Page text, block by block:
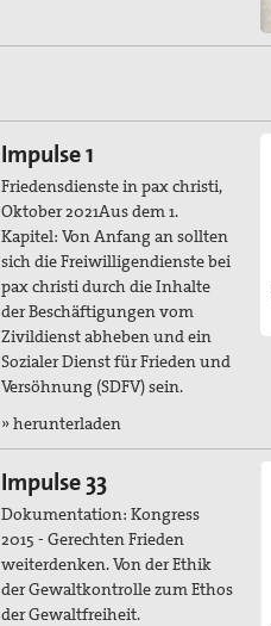
Impulse 1
Friedensdienste in pax christi,
Oktober 2021Aus dem 1.
Kapitel: Von Anfang an sollten
sich die Freiwilligendienste bei
pax christi durch die Inhalte
der Beschäftigungen vom
Zivildienst abheben und ein
Sozialer Dienst für Frieden und
Versöhnung (SDFV) sein.
» herunterladen
Impulse 33
Dokumentation: Kongress
2015 - Gerechten Frieden
weiterdenken. Von der Ethik
der Gewaltkontrolle zum Ethos
der Gewaltfreiheit.